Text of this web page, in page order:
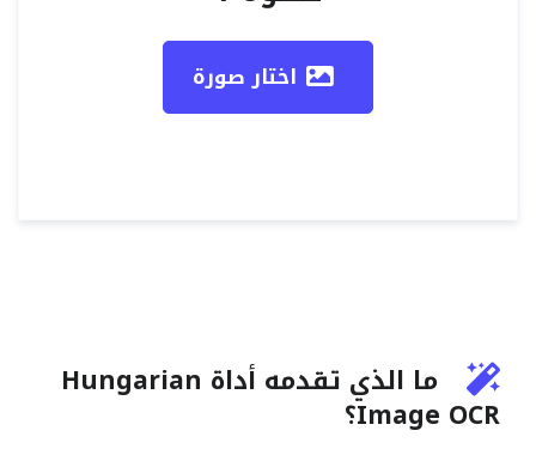
اختار صورة
ما الذي تقدمه أداة Hungarian
Image OCR؟